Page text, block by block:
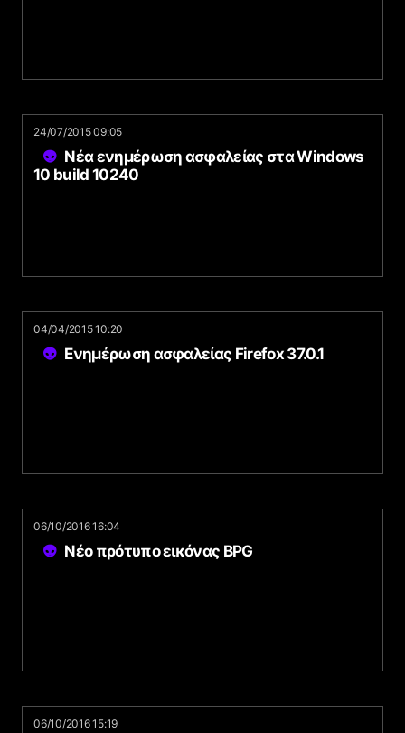
24/07/2015 09:05
Νέα ενημέρωση ασφαλείας στα Windows
10 build 10240
04/04/2015 10:20
Ενημέρωση ασφαλείας Firefox 37.0.1
06/10/2016 16:04
Νέο πρότυπο εικόνας BPG
06/10/2016 15:19